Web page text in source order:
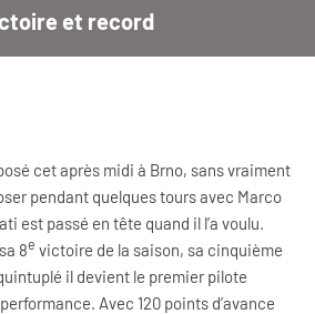
et record
cet après midi à Brno, sans vraiment
pendant quelques tours avec Marco
est passé en tête quand il l’a voulu.
8e victoire de la saison, sa cinquième
il devient le premier pilote
Avec 120 points d’avance